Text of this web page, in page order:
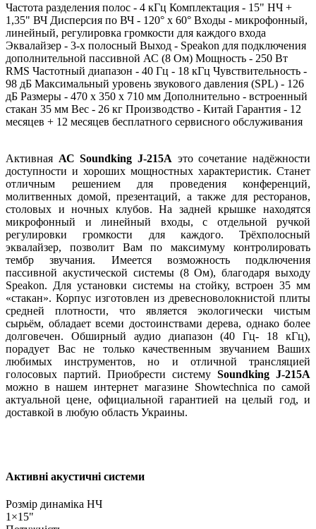
Частота разделения полос - 4 кГц Комплектация - 15" НЧ +
1,35" ВЧ Дисперсия по ВЧ - 120° х 60° Входы - микрофонный,
линейный, регулировка громкости для каждого входа
Эквалайзер - 3-х полосный Выход - Speakon для подключения
дополнительной пассивной АС (8 Ом) Мощность - 250 Вт
RMS Частотный диапазон - 40 Гц - 18 кГц Чувствительность -
98 дБ Максимальный уровень звукового давления (SPL) - 126
дБ Размеры - 470 х 350 х 710 мм Дополнительно - встроенный
стакан 35 мм Вес - 26 кг Производство - Китай Гарантия - 12
месяцев + 12 месяцев бесплатного сервисного обслуживания
Активная АС Soundking J-215A это сочетание надёжности
доступности и хороших мощностных характеристик. Станет
отличным решением для проведения конференций,
молитвенных домой, презентаций, а также для ресторанов,
столовых и ночных клубов. На задней крышке находятся
микрофонный и линейный входы, с отдельной ручкой
регулировки громкости для каждого. Трёхполосный
эквалайзер, позволит Вам по максимуму контролировать
тембр звучания. Имеется возможность подключения
пассивной акустической системы (8 Ом), благодаря выходу
Speakon. Для установки системы на стойку, встроен 35 мм
«стакан». Корпус изготовлен из древесноволокнистой плиты
средней плотности, что является экологически чистым
сырьём, обладает всеми достоинствами дерева, однако более
долговечен. Обширный аудио диапазон (40 Гц- 18 кГц),
порадует Вас не только качественным звучанием Ваших
любимых инструментов, но и отличной трансляцией
голосовых партий. Приобрести систему Soundking J-215A
можно в нашем интернет магазине Showtechnica по самой
актуальной цене, официальной гарантией на целый год, и
доставкой в любую область Украины.
Активні акустичні системи
Розмір динаміка НЧ
1×15"